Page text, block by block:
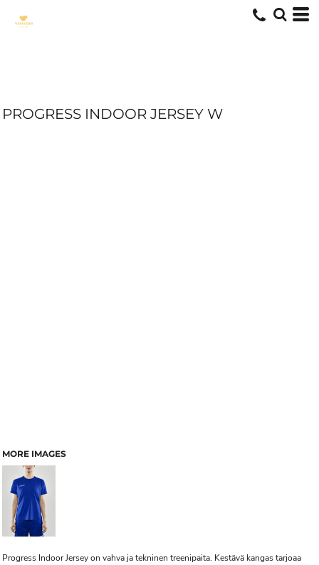
PROGRESS INDOOR JERSEY W
MORE IMAGES
Progress Indoor Jersey on vahva ja tekninen treenipaita. Kestävä kangas tarjoaa